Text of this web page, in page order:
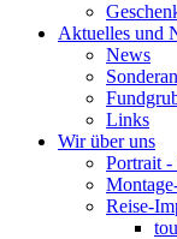
Aktuelles und
News
Links
Wir über uns
Portrait -
Reise-